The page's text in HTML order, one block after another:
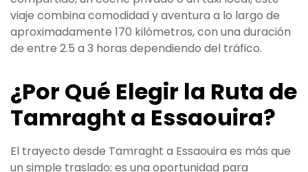
viaje combina comodidad y aventura a lo largo de
aproximadamente 170 kilómetros, con una duración
de entre 2.5 a 3 horas dependiendo del tráfico.
¿Por Qué Elegir la Ruta de
Tamraght a Essaouira?
El trayecto desde Tamraght a Essaouira es más que
un simple traslado; es una oportunidad para